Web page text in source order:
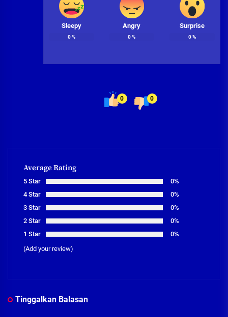
Sleepy
0%
Angry
0%
Surprise
0%
0 0
Average Rating
5 Star
0%
4 Star
0%
3 Star
0%
2 Star
0%
1 Star
0%
(Add your review)
Tinggalkan Balasan